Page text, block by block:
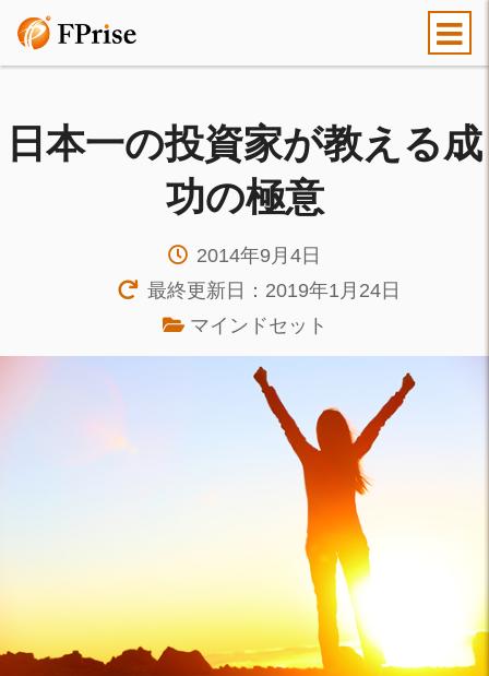
日本一の投資家が教える成
功の極意
2014年9月4日
最終更新日：2019年1月24日
マインドセット